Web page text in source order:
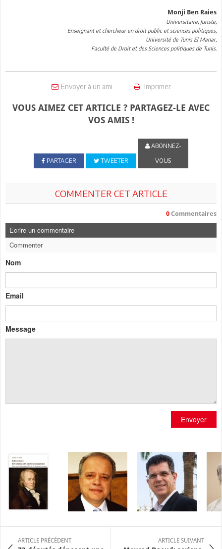
Monji Ben Raies
Universitaire, Juriste,
Enseignant et chercheur en droit public et sciences politiques,
Université de Tunis El Manar,
Faculté de Droit et des Sciences politiques de Tunis.
Envoyer à un ami Imprimer
VOUS AIMEZ CET ARTICLE ? PARTAGEZ-LE AVEC
VOS AMIS !
PARTAGER TWEETER
ABONNEZ-
VOUS
COMMENTER CET ARTICLE
0 Commentaires
Ecrire un commentaire
Commenter
Nom
Email
Message
Envoyer
ARTICLE PRÉCÉDENT ARTICLE SUIVANT